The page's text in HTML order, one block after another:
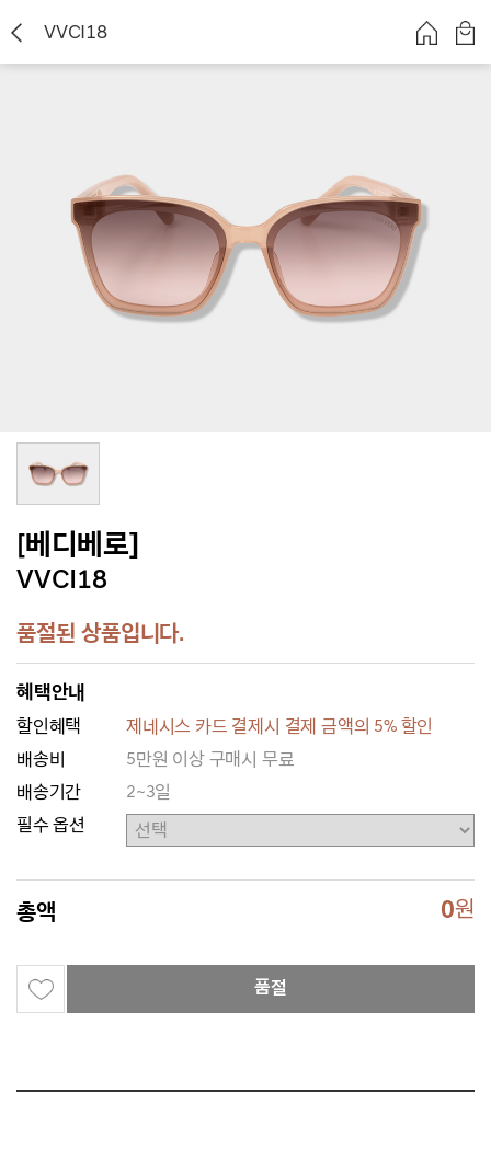
VVCI18
[베디베로]
VVCI18
품절된 상품입니다.
혜택안내
할인혜택
제네시스 카드 결제시 결제 금액의 5% 할인
배송비
5만원 이상 구매시 무료
배송기간
2~3일
필수 옵션
총액 0원
품절